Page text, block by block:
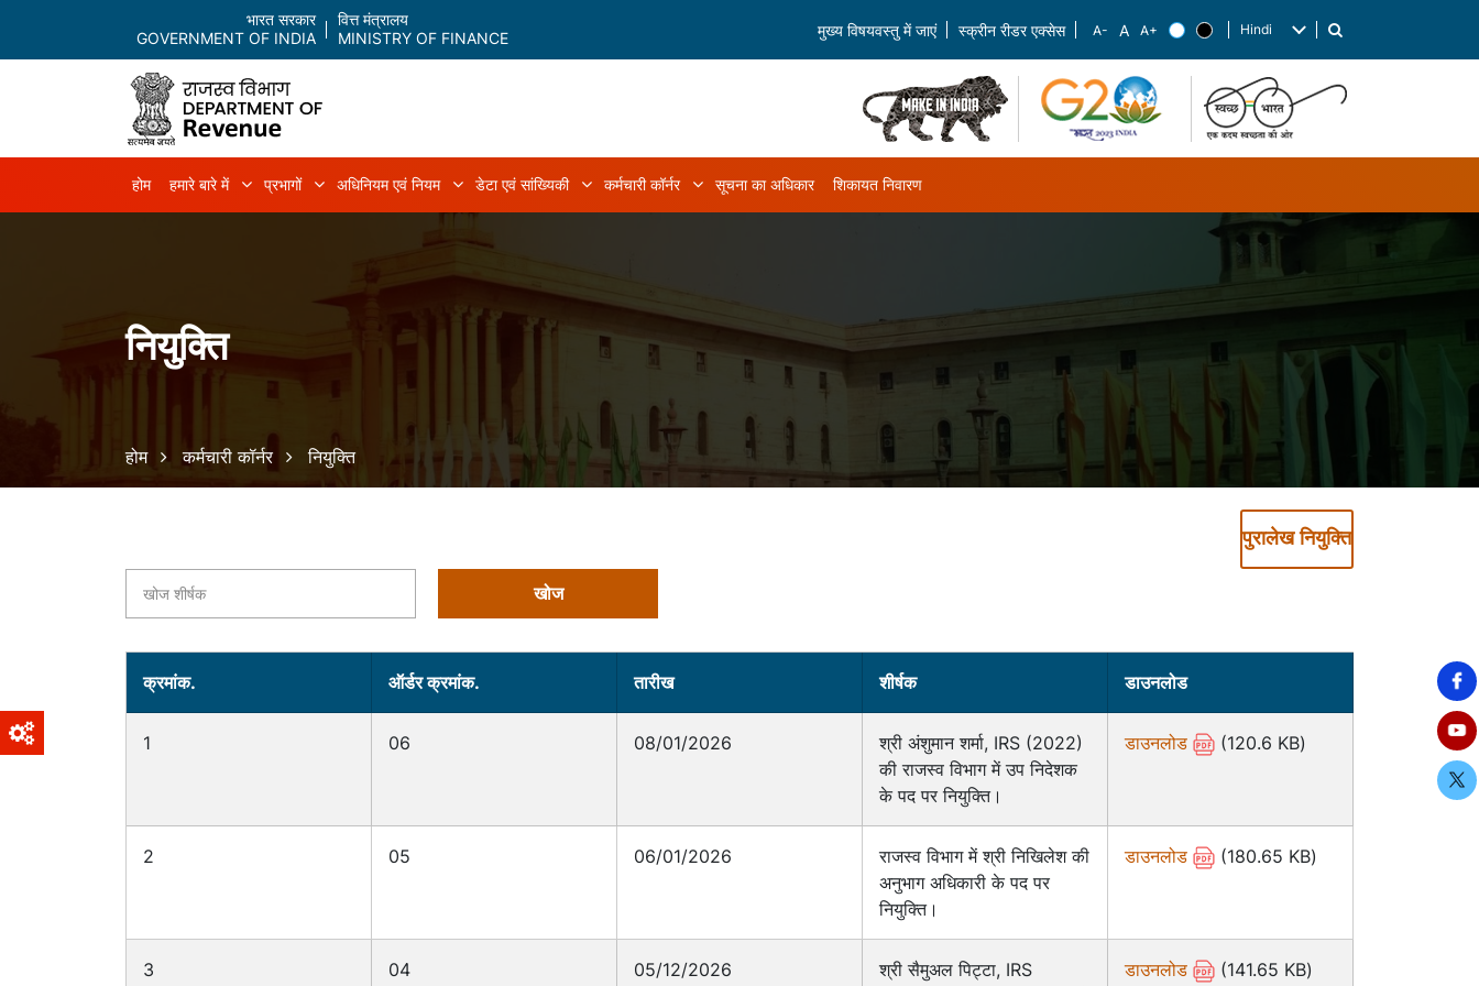
भारत सरकार
GOVERNMENT OF INDIA
वित्त मंत्रालय
MINISTRY OF FINANCE
मुख्य विषयवस्तु में जाएं स्क्रीन रीडर एक्सेस Hindi List additional actions
होम हमारे बारे में
हमारे बारे में sub-navigation
प्रभागों
प्रभागों sub-navigation
अधिनियम एवं नियम
अधिनियम एवं नियम sub-navigation
डेटा एवं सांख्यिकी
डेटा एवं सांख्यिकी sub-navigation
कर्मचारी कॉर्नर
कर्मचारी कॉर्नर sub-navigation
सूचना का अधिकार शिकायत निवारण
नियुक्ति
Breadcrumb
होम कर्मचारी कॉर्नर नियुक्ति
पुरालेख नियुक्ति
Title
क्रमांक. ऑर्डर क्रमांक. तारीख शीर्षक डाउनलोड
1 06 08/01/2026
श्री अंशुमान शर्मा, IRS (2022)
की राजस्व विभाग में उप निदेशक
के पद पर नियुक्ति।
डाउनलोड (120.6 KB)
2 05 06/01/2026
राजस्व विभाग में श्री निखिलेश की
अनुभाग अधिकारी के पद पर
नियुक्ति।
डाउनलोड (180.65 KB)
3 04 05/12/2026
श्री सैमुअल पिट्टा, IRS
डाउनलोड (141.65 KB)